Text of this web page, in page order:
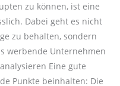
zu können, ist eine
Dabei geht es nicht
zu behalten, sondern
werbende Unternehmen
Eine gute
Punkte beinhalten: Die